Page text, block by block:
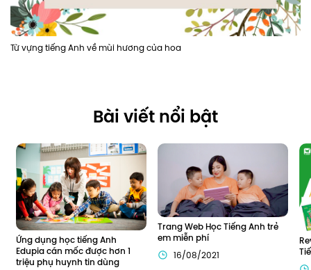
Từ vựng tiếng Anh về mùi hương của hoa
Bài viết nổi bật
Ứng dụng học tiếng Anh
Edupia cán mốc được hơn 1
triệu phụ huynh tin dùng
Trang Web Học Tiếng Anh trẻ
em miễn phí
16/08/2021